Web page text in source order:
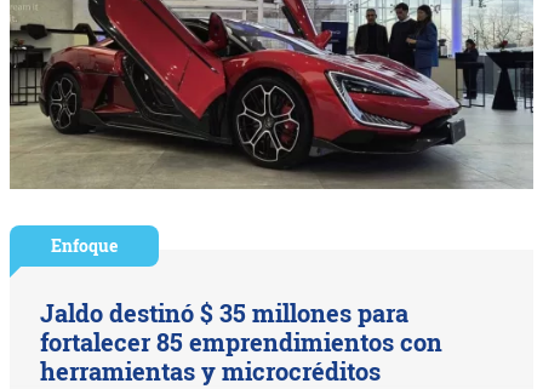
Enfoque
Jaldo destinó $ 35 millones para
fortalecer 85 emprendimientos con
herramientas y microcréditos